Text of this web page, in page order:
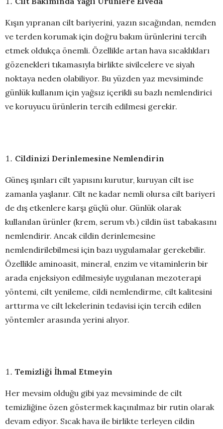
Kışın yıpranan cilt bariyerini, yazın sıcağından, nemden
ve terden korumak için doğru bakım ürünlerini tercih
etmek oldukça önemli. Özellikle artan hava sıcaklıkları
gözenekleri tıkamasıyla birlikte sivilcelere ve siyah
noktaya neden olabiliyor. Bu yüzden yaz mevsiminde
günlük kullanım için yağsız içerikli su bazlı nemlendirici
ve koruyucu ürünlerin tercih edilmesi gerekir.
Cildinizi Derinlemesine Nemlendirin
Güneş ışınları cilt yapısını kurutur, kuruyan cilt ise
zamanla yaşlanır. Cilt ne kadar nemli olursa cilt bariyeri
de dış etkenlere karşı güçlü olur. Günlük olarak
kullanılan ürünler (krem, serum vb.) cildin üst tabakasını
nemlendirir. Ancak cildin derinlemesine
nemlendirilebilmesi için bazı uygulamalar gerekebilir.
Özellikle aminoasit, mineral, enzim ve vitaminlerin bir
arada enjeksiyon edilmesiyle uygulanan mezoterapi
yöntemi, cilt yenileme, cildi nemlendirme, cilt kalitesini
arttırma ve cilt lekelerinin tedavisi için tercih edilen
yöntemler arasında yerini alıyor.
Temizliği İhmal Etmeyin
Her mevsim olduğu gibi yaz mevsiminde de cilt
temizliğine özen göstermek kaçınılmaz bir rutin olarak
devam ediyor. Sıcak hava ile birlikte terleyen cildin